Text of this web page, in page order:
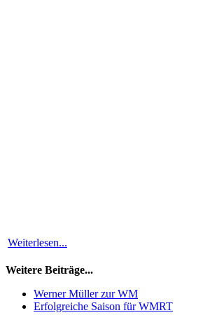
Weiterlesen...
Weitere Beiträge...
Werner Müller zur WM
Erfolgreiche Saison für WMRT